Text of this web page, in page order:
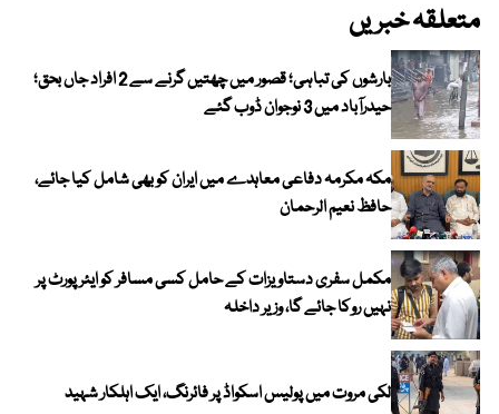
متعلقہ خبریں
بارشوں کی تباہی؛ قصور میں چھتیں گرنے سے 2 افراد جاں بحق؛
حیدرآباد میں 3 نوجوان ڈوب گئے
مکہ مکرمہ دفاعی معاہدے میں ایران کو بھی شامل کیا جائے،
حافظ نعیم الرحمان
مکمل سفری دستاویزات کے حامل کسی مسافر کو ایئرپورٹ پر
نہیں روکا جائے گا، وزیر داخلہ
لکی مروت میں پولیس اسکواڈ پر فائرنگ، ایک اہلکار شہید